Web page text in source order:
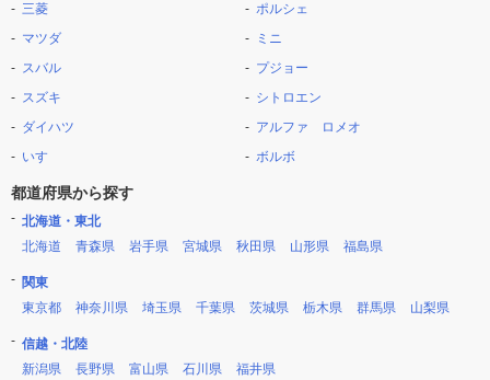
三菱
マツダ
スバル
スズキ
ダイハツ
いすゞ
ポルシェ
ミニ
プジョー
シトロエン
アルファ ロメオ
ボルボ
都道府県から探す
北海道・東北
北海道
青森県 岩手県 宮城県 秋田県 山形県 福島県
関東
東京都
神奈川県 埼玉県 千葉県 茨城県 栃木県 群馬県 山梨県
信越・北陸
新潟県
長野県 富山県 石川県 福井県